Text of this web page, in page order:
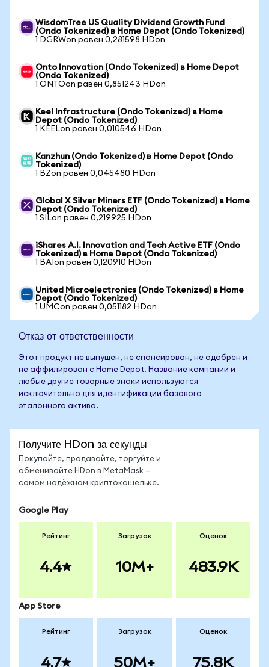
WisdomTree US Quality Dividend Growth Fund
(Ondo Tokenized) в Home Depot (Ondo Tokenized)
1 DGRWon равен 0,281598 HDon
Onto Innovation (Ondo Tokenized) в Home Depot
(Ondo Tokenized)
1 ONTOon равен 0,851243 HDon
Keel Infrastructure (Ondo Tokenized) в Home
Depot (Ondo Tokenized)
1 KEELon равен 0,010546 HDon
Kanzhun (Ondo Tokenized) в Home Depot (Ondo
Tokenized)
1 BZon равен 0,045480 HDon
Global X Silver Miners ETF (Ondo Tokenized) в Home
Depot (Ondo Tokenized)
1 SILon равен 0,219925 HDon
iShares A.I. Innovation and Tech Active ETF (Ondo
Tokenized) в Home Depot (Ondo Tokenized)
1 BAIon равен 0,120910 HDon
United Microelectronics (Ondo Tokenized) в Home
Depot (Ondo Tokenized)
1 UMCon равен 0,051182 HDon
Отказ от ответственности
Этот продукт не выпущен, не спонсирован, не одобрен и
не аффилирован с Home Depot. Название компании и
любые другие товарные знаки используются
исключительно для идентификации базового
эталонного актива.
Получите HDon за секунды
Покупайте, продавайте, торгуйте и
обменивайте HDon в MetaMask —
самом надёжном криптокошельке.
Google Play
Рейтинг
4.4
Загрузок
10M+
Оценок
483.9K
App Store
Рейтинг
4.7
Загрузок
50M+
Оценок
75.8K